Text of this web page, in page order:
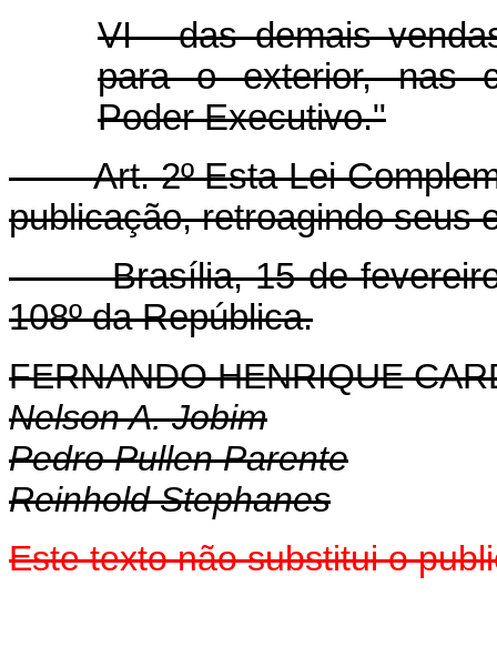
VI - das demais
para o exterior, nas
Poder Executivo."
Art. 2º Esta Lei
publicação, retroagindo seus
Brasília, 15 de fevereiro
108º da República.
FERNANDO HENRIQUE
Nelson A. Jobim
Pedro Pullen Parente
Reinhold Stephanes
Este texto não substitui o